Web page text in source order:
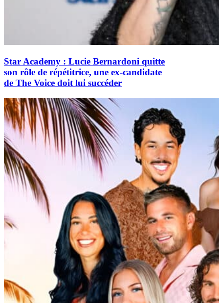
Star Academy : Lucie Bernardoni quitte
son rôle de répétitrice, une ex-candidate
de The Voice doit lui succéder